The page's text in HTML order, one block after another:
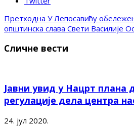
Претходна У Лепосавићу
општинска слава Свети Василије
Сличне вести
Јавни увид у Нацрт плана
регулације дела центра
24. јул 2020.